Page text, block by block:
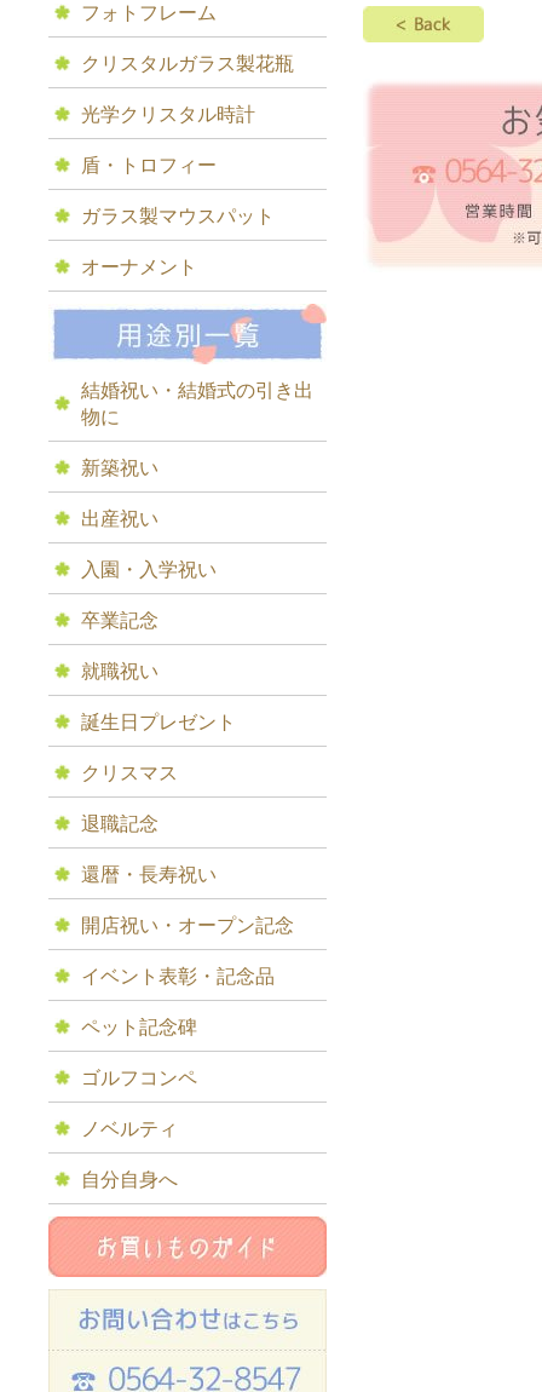
フォトフレーム
クリスタルガラス製花瓶
光学クリスタル時計
盾・トロフィー
ガラス製マウスパット
オーナメント
結婚祝い・結婚式の引き出
物に
新築祝い
出産祝い
入園・入学祝い
卒業記念
就職祝い
誕生日プレゼント
クリスマス
退職記念
還暦・長寿祝い
開店祝い・オープン記念
イベント表彰・記念品
ペット記念碑
ゴルフコンペ
ノベルティ
自分自身へ